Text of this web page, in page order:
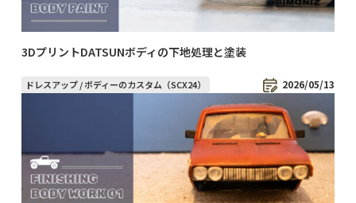
3DプリントDATSUNボディの下地処理と塗装
ドレスアップ / ボディーのカスタム（SCX24） 2026/05/13